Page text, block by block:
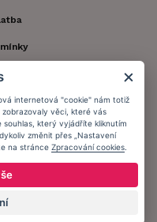
údajů
kontaktu.
internetová "cookie" nám totiž
věci, které vás
který vyjádříte kliknutím
změnit přes „Nastavení
na stránce Zpracování cookies